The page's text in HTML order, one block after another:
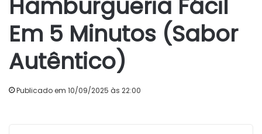
Hamburgueria Fácil
Em 5 Minutos (Sabor
Autêntico)
Publicado em 10/09/2025 às 22:00